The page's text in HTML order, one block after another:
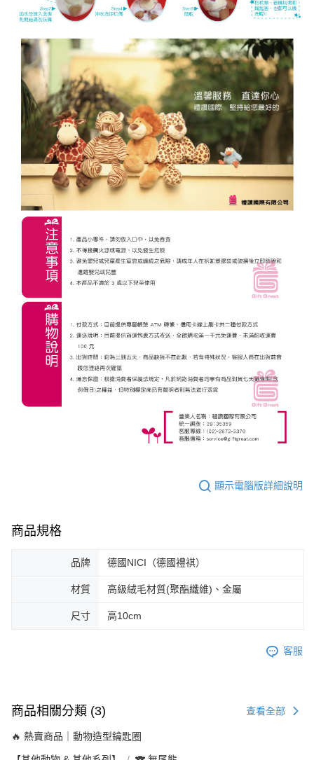
顯示電腦版詳細說明
商品規格
品牌 德國NICI（德國禮祺）
材質 高級絨毛材質(聚酯纖維)、金屬
尺寸 高10cm
客服
商品相關分類 (3) 查看全部
🔥 熱賣商品｜動物造型鑰匙圈